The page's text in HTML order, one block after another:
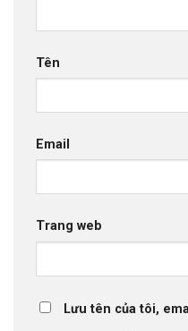
Tên
Email
Trang web
Lưu tên của tôi,